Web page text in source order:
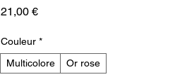
21,00 €Prix
Couleur *
Multicolore
Or rose